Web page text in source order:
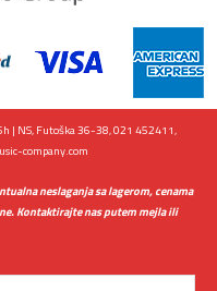
| NS, Futoška 36-38, 021 452411,
company.com
neslaganja sa lagerom, cenama
Kontaktirajte nas putem mejla ili